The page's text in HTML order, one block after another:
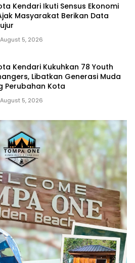
Kendari Ikuti Sensus Ekonomi
Masyarakat Berikan Data
August 5, 2026
Kendari Kukuhkan 78 Youth
Libatkan Generasi Muda
Perubahan Kota
August 5, 2026